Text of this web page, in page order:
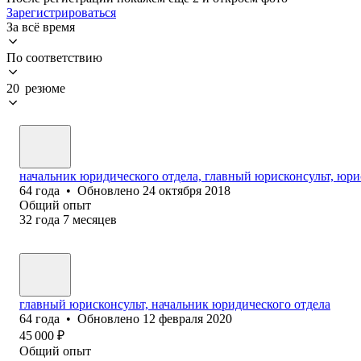
Зарегистрироваться
За всё время
По соответствию
20 резюме
начальник юридического отдела, главный юрисконсульт,
64 года • Обновлено 24 октября 2018
Общий опыт
32 года 7 месяцев
главный юрисконсульт, начальник юридического отдела
64 года • Обновлено 12 февраля 2020
45 000 ₽
Общий опыт